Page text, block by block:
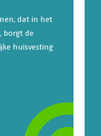
dat in het
borgt de
huisvesting